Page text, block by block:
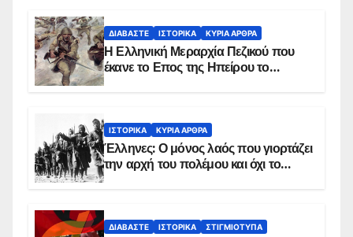
ΔΙΑΒΆΣΤΕ ΙΣΤΟΡΙΚΆ ΚΥΡΙΑ ΑΡΘΡΑ
Η Ελληνική Μεραρχία Πεζικού που
έκανε το Επος της Ηπείρου το
ΙΣΤΟΡΙΚΆ ΚΥΡΙΑ ΑΡΘΡΑ
Έλληνες: Ο μόνος λαός που γιορτάζει
την αρχή του πολέμου και όχι το
ΔΙΑΒΆΣΤΕ ΙΣΤΟΡΙΚΆ ΣΤΙΓΜΙΌΤΥΠΑ